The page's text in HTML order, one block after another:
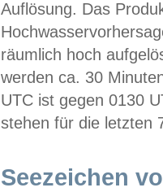
Auflösung. Das
räumlich hoch
werden ca. 30
UTC ist gegen 0130
stehen für die letzten
Seezeichen